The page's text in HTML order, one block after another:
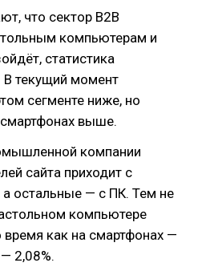
что сектор B2B
компьютерам и
статистика
В текущий момент
сегменте ниже, но
выше.
компании
сайта приходит с
остальные — с ПК. Тем не
компьютере
время как на смартфонах —
2,08%.